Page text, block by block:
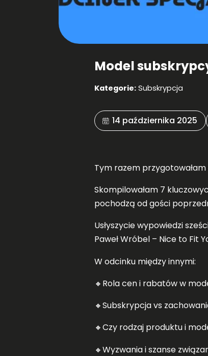
Model
Kategorie: Subskrypcja
14 października 2025
Tym razem
Skompilowałam 7
pochodzą od gości
Usłyszycie wypowiedzi
Paweł Wróbel – Nice to Fit
W odcinku między innymi:
🔸Rola cen i rabatów w
🔸Subskrypcja vs
🔸Czy rodzaj produktu i
🔸Wyzwania i szanse